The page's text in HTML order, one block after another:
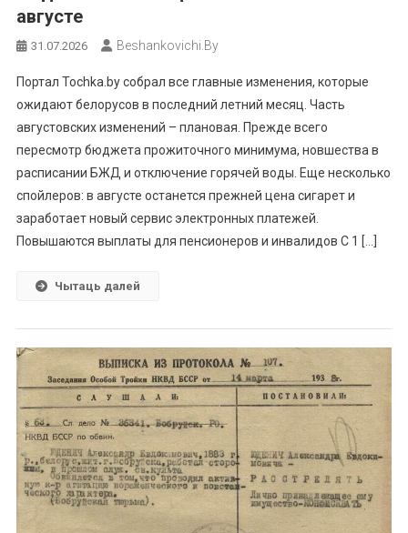
августе
31.07.2026 Beshankovichi.by
Портал Tochka.by собрал все главные изменения, которые
ожидают белорусов в последний летний месяц. Часть
августовских изменений – плановая. Прежде всего
пересмотр бюджета прожиточного минимума, новшества в
расписании БЖД и отключение горячей воды. Еще несколько
спойлеров: в августе останется прежней цена сигарет и
заработает новый сервис электронных платежей.
Повышаются выплаты для пенсионеров и инвалидов С 1 […]
Чытаць далей